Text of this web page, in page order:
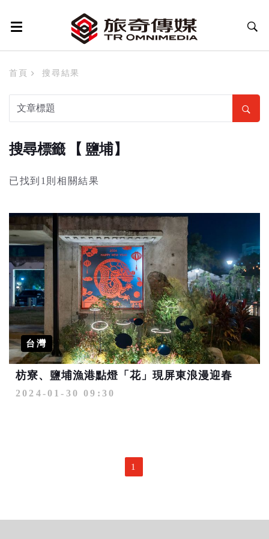
首頁 搜尋結果
搜尋標籤 【 鹽埔】
已找到1則相關結果
台灣
枋寮、鹽埔漁港點燈「花」現屏東浪漫迎春
2024-01-30 09:30
1